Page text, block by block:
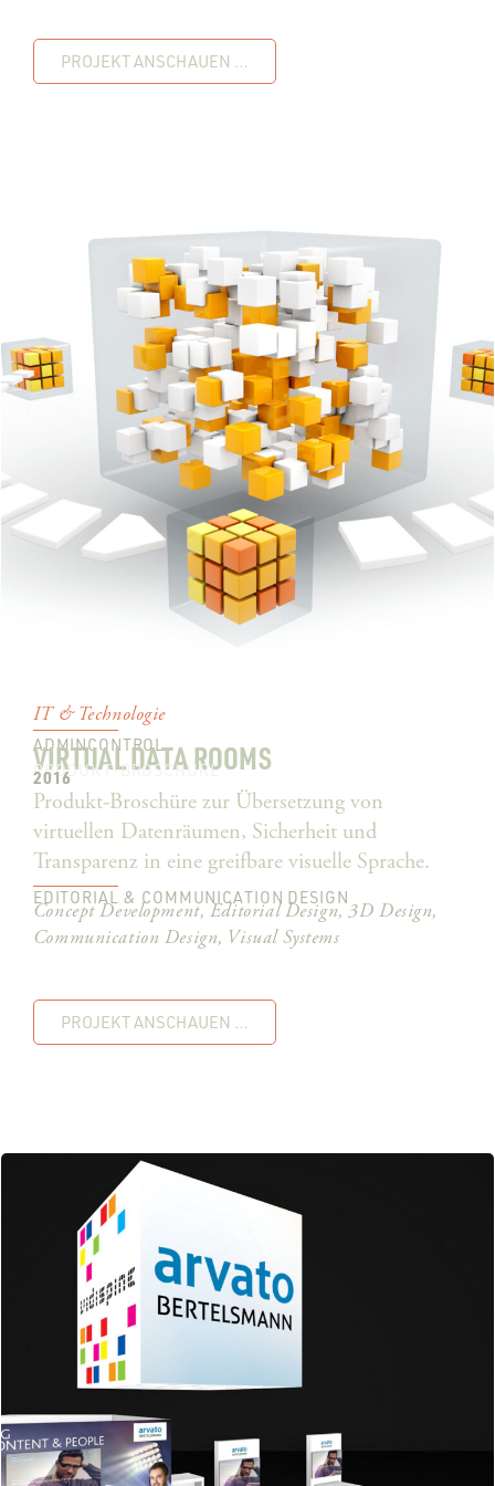
PROJEKT ANSCHAUEN …
IT & Technologie
ADMINCONTROL
VIRTUAL DATA ROOMS
PRODUKT-BROSCHÜRE
2016
Produkt-Broschüre zur Übersetzung von
virtuellen Datenräumen, Sicherheit und
Transparenz in eine greifbare visuelle Sprache.
EDITORIAL & COMMUNICATION DESIGN
Concept Development, Editorial Design, 3D Design,
Communication Design, Visual Systems
PROJEKT ANSCHAUEN …